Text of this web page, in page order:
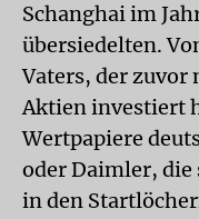
Schanghai im
übersiedelten.
Vaters, der zuvor
Aktien investiert
Wertpapiere
oder Daimler,
in den